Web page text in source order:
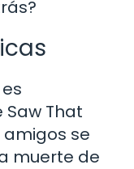
Saw That
amigos se
muerte de